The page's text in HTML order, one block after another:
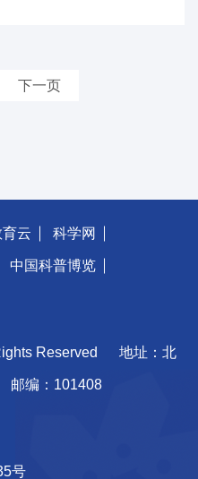
下一页
云 科学网
中国科普博览
Reserved 地址：北
邮编：101408
号